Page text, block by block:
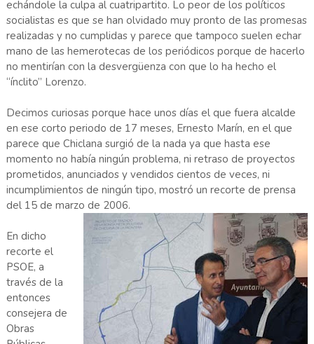
echándole la culpa al cuatripartito. Lo peor de los políticos
socialistas es que se han olvidado muy pronto de las promesas
realizadas y no cumplidas y parece que tampoco suelen echar
mano de las hemerotecas de los periódicos porque de hacerlo
no mentirían con la desvergüenza con que lo ha hecho el
“ínclito” Lorenzo.
Decimos curiosas porque hace unos días el que fuera alcalde
en ese corto periodo de 17 meses, Ernesto Marín, en el que
parece que Chiclana surgió de la nada ya que hasta ese
momento no había ningún problema, ni retraso de proyectos
prometidos, anunciados y vendidos cientos de veces, ni
incumplimientos de ningún tipo, mostró un recorte de prensa
del 15 de marzo de 2006.
En dicho
recorte el
PSOE, a
través de la
entonces
consejera de
Obras